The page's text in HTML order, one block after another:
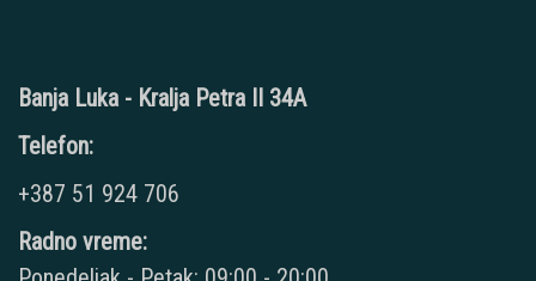
Banja Luka - Kralja Petra II 34A
Telefon:
+387 51 924 706
Radno vreme: